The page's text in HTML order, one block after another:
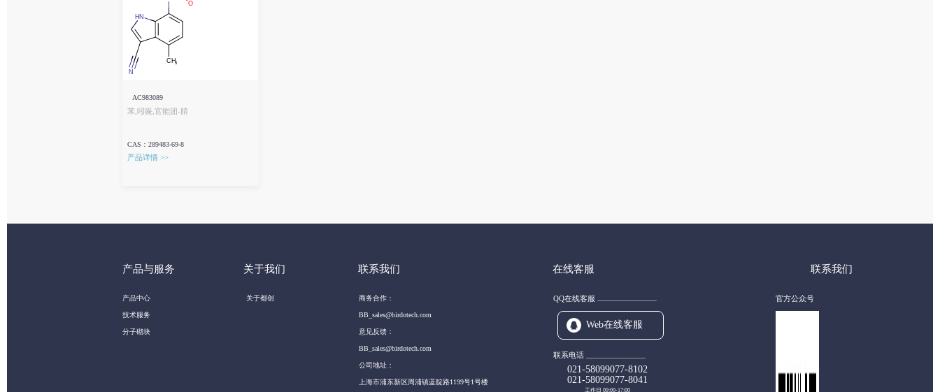
AC983089
苯,吲哚,官能团-腈
CAS：289483-69-8
产品详情 >>
产品与服务 关于我们 联系我们 在线客服 联系我们
产品中心
技术服务
分子砌块
关于都创 商务合作：
BB_sales@birdotech.com
意见反馈：
BB_sales@birdotech.com
公司地址：
上海市浦东新区周浦镇蓝靛路1199号1号楼
QQ在线客服
Web在线客服
联系电话
021-58099077-8102
021-58099077-8041
工作日 09:00-17:00
官方公众号